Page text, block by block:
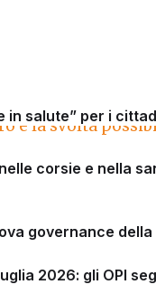
in salute” per i
corsie e nella
governance
2026: gli OPI